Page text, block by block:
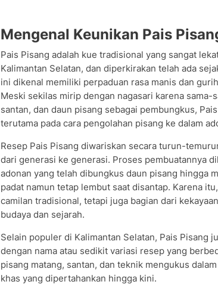
Mengenal Keunikan Pais
Pais Pisang adalah kue tradisional yang sangat
Kalimantan Selatan, dan diperkirakan telah ada
ini dikenal memiliki perpaduan rasa manis dan
Meski sekilas mirip dengan nagasari karena sama-
santan, dan daun pisang sebagai pembungkus,
terutama pada cara pengolahan pisang ke dalam
Resep Pais Pisang diwariskan secara turun-
dari generasi ke generasi. Proses pembuatannya
adonan yang telah dibungkus daun pisang hingga
padat namun tetap lembut saat disantap. Karena
camilan tradisional, tetapi juga bagian dari
budaya dan sejarah.
Selain populer di Kalimantan Selatan, Pais Pisang
dengan nama atau sedikit variasi resep yang
pisang matang, santan, dan teknik mengukus
khas yang dipertahankan hingga kini.